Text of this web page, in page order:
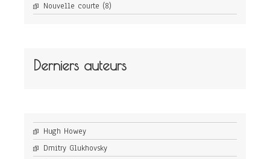
Nouvelle courte (8)
Derniers auteurs
Hugh Howey
Dmitry Glukhovsky